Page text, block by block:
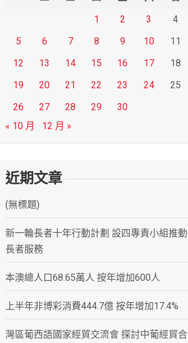
1
2 3
4
5
6 7 8 9 10
11
12
13 14 15 16 17
18
19
20 21 22 23 24
25
26
27 28 29
30
« 10 月
12 月 »
近期文章
(無標題)
新一輪長者十年行動計劃 設四專責小組推動
長者服務
本澳總人口68.65萬人 按年增加600人
上半年非博彩消費444.7億 按年增加17.4%
灣區葡西語國家經貿交流會 探討中葡經貿合